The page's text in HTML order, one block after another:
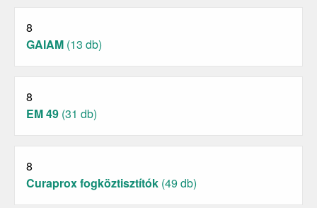
8
GAIAM (13 db)
8
EM 49 (31 db)
8
Curaprox fogköztisztítók (49 db)